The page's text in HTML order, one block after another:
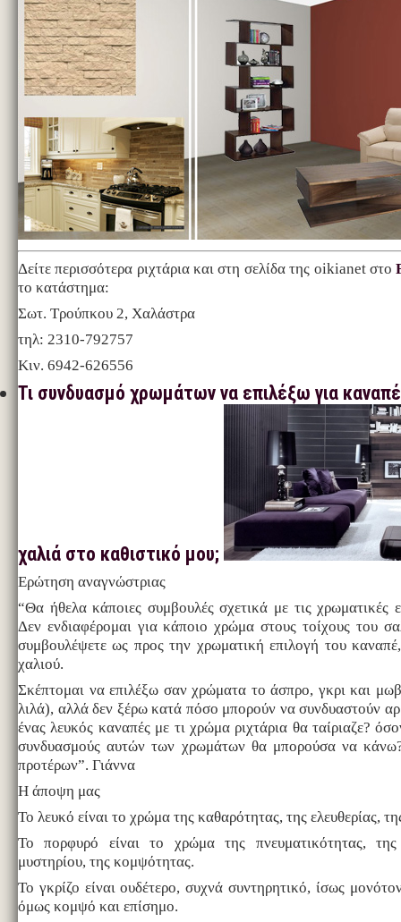
Δείτε περισσότερα ριχτάρια και στη σελίδα της oikianet στο
το κατάστημα:
Σωτ. Τρούπκου 2, Χαλάστρα
τηλ: 2310-792757
Κιν. 6942-626556
Τι συνδυασμό χρωμάτων να επιλέξω για
χαλιά στο καθιστικό μου;
Ερώτηση αναγνώστριας
“Θα ήθελα κάποιες συμβουλές σχετικά με τις χρωματικές
Δεν ενδιαφέρομαι για κάποιο χρώμα στους τοίχους του
συμβουλέψετε ως προς την χρωματική επιλογή του
χαλιού.
Σκέπτομαι να επιλέξω σαν χρώματα το άσπρο, γκρι και
λιλά), αλλά δεν ξέρω κατά πόσο μπορούν να συνδυαστούν
ένας λευκός καναπές με τι χρώμα ριχτάρια θα ταίριαζε?
συνδυασμούς αυτών των χρωμάτων θα μπορούσα να
προτέρων”. Γιάννα
Η άποψη μας
Το λευκό είναι το χρώμα της καθαρότητας, της ελευθερίας,
Το πορφυρό είναι το χρώμα της πνευματικότητας, της
μυστηρίου, της κομψότητας.
Το γκρίζο είναι ουδέτερο, συχνά συντηρητικό, ίσως
όμως κομψό και επίσημο.